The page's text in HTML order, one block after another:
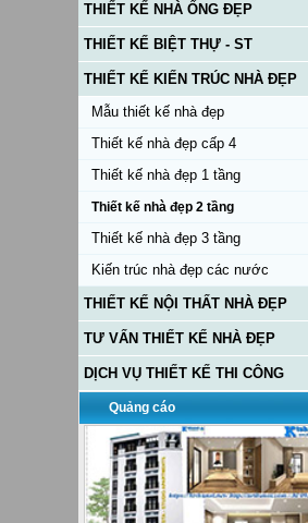
THIẾT KẾ NHÀ ỐNG ĐẸP
THIẾT KẾ BIỆT THỰ - ST
THIẾT KẾ KIẾN TRÚC NHÀ ĐẸP
Mẫu thiết kế nhà đẹp
Thiết kế nhà đẹp cấp 4
Thiết kế nhà đẹp 1 tầng
Thiết kế nhà đẹp 2 tầng
Thiết kế nhà đẹp 3 tầng
Kiến trúc nhà đẹp các nước
THIẾT KẾ NỘI THẤT NHÀ ĐẸP
TƯ VẤN THIẾT KẾ NHÀ ĐẸP
DỊCH VỤ THIẾT KẾ THI CÔNG
Quảng cáo